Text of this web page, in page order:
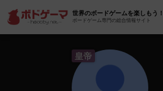
世界のボードゲームを楽しもう！
ボードゲーム専門の総合情報サイト
皇帝